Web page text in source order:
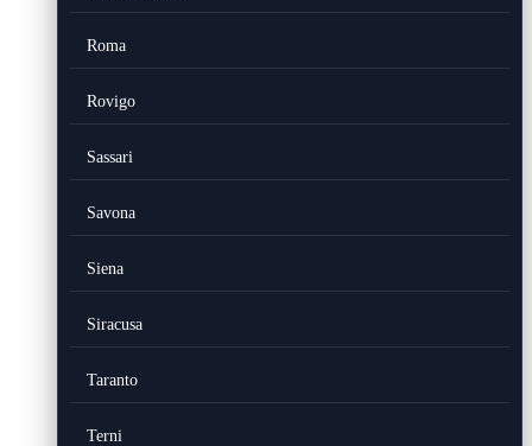
Roma
Rovigo
Sassari
Savona
Siena
Siracusa
Taranto
Terni